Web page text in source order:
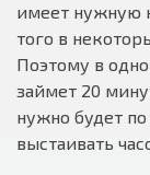
имеет нужную
того в
Поэтому в
займет 20
нужно будет
выстаивать